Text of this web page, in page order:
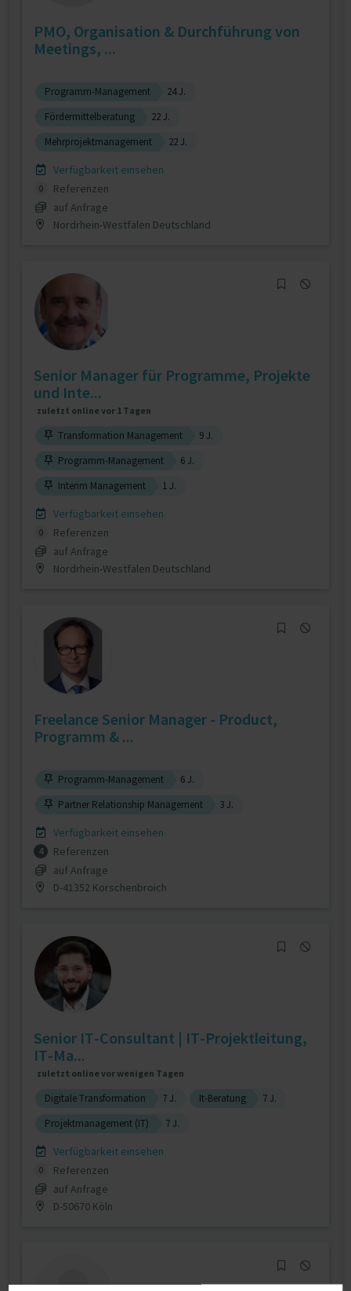
PMO, Organisation & Durchführung von
Meetings, ...
Programm-Management
24 J.
Fördermittelberatung
22 J.
Mehrprojektmanagement
22 J.
Verfügbarkeit einsehen
0
Referenzen
auf Anfrage
Nordrhein-Westfalen Deutschland
Senior Manager für Programme, Projekte
und Inte...
zuletzt online vor 1 Tagen
Transformation Management
9 J.
Programm-Management
6 J.
Interim Management
1 J.
Verfügbarkeit einsehen
0
Referenzen
auf Anfrage
Nordrhein-Westfalen Deutschland
Freelance Senior Manager - Product,
Programm & ...
Programm-Management
6 J.
Partner Relationship Management
3 J.
Verfügbarkeit einsehen
4
Referenzen
auf Anfrage
D-41352 Korschenbroich
Senior IT-Consultant | IT-Projektleitung,
IT-Ma...
zuletzt online vor wenigen Tagen
Digitale Transformation 7 J. It-Beratung
7 J.
Projektmanagement (IT)
7 J.
Verfügbarkeit einsehen
0
Referenzen
auf Anfrage
D-50670 Köln